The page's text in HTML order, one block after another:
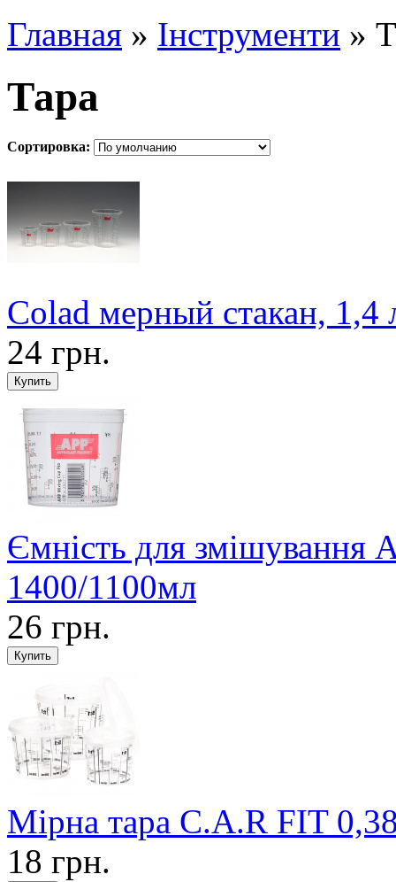
Главная » Інструменти »
Тара
Сортировка:
Colad мерный стакан, 1,4
24 грн.
Ємність для змішування
1400/1100мл
26 грн.
Мірна тара C.A.R FIT
18 грн.